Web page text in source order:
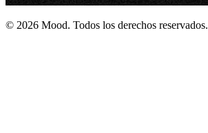
© 2026 Mood. Todos los derechos reservados.